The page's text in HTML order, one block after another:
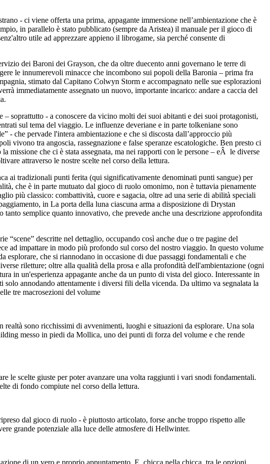
- ci viene offerta una prima, appagante immersione nell’ambientazione che è
in parallelo è stato pubblicato (sempre da Aristea) il manuale per il gioco di
utile ad apprezzare appieno il librogame, sia perché consente di
dei Baroni dei Grayson, che da oltre duecento anni governano le terre di
le innumerevoli minacce che incombono sui popoli della Baronia – prima fra
stimato dal Capitano Colwyn Storm e accompagnato nelle sue esplorazioni
immediatamente assegnato un nuovo, importante incarico: andare a caccia del
soprattutto - a conoscere da vicino molti dei suoi abitanti e dei suoi protagonisti,
sul tema del viaggio. Le influenze deveriane e in parte tolkeniane sono
- che pervade l'intera ambientazione e che si discosta dall’approccio più
vivono tra angoscia, rassegnazione e false speranze escatologiche. Ben presto ci
missione che ci è stata assegnata, ma nei rapporti con le persone – eÂ le diverse
attraverso le nostre scelte nel corso della lettura.
ai tradizionali punti ferita (qui significativamente denominati punti sangue) per
che è in parte mutuato dal gioco di ruolo omonimo, non è tuttavia pienamente
più classico: combattività, cuore e sagacia, oltre ad una serie di abilità speciali
in La porta della luna ciascuna arma a disposizione di Drystan
semplice quanto innovativo, che prevede anche una descrizione approfondita
descritte nel dettaglio, occupando così anche due o tre pagine del
ad impattare in modo più profondo sul corso del nostro viaggio. In questo volume
che si riannodano in occasione di due passaggi fondamentali e che
riletture; oltre alla qualità della prosa e alla profondità dell'ambientazione (ogni
in un'esperienza appagante anche da un punto di vista del gioco. Interessante in
annodando attentamente i diversi fili della vicenda. Da ultimo va segnalata la
tre macrosezioni del volume
sono ricchissimi di avvenimenti, luoghi e situazioni da esplorare. Una sola
messo in piedi da Mollica, uno dei punti di forza del volume e che rende
le scelte giuste per poter avanzare una volta raggiunti i vari snodi fondamentali.
di fondo compiute nel corso della lettura.
dal gioco di ruolo - è piuttosto articolato, forse anche troppo rispetto alle
grande potenziale alla luce delle atmosfere di Hellwinter.
di un vero e proprio appuntamento. E, chicca nella chicca, tra le opzioni